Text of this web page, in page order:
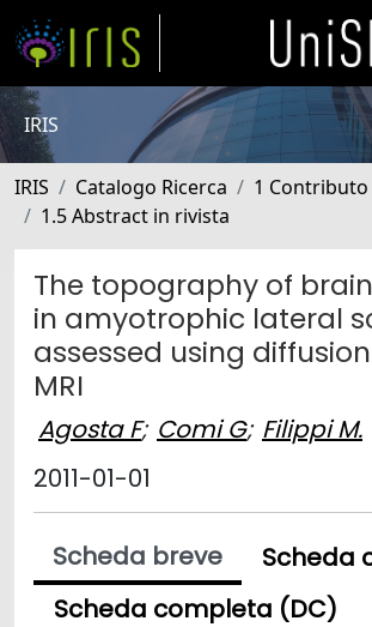
IRIS
IRIS Catalogo Ricerca
1 Contributo
1.5 Abstract in rivista
The topography of
in amyotrophic lateral
assessed using
MRI
Agosta F; Comi G; Filippi M.
2011-01-01
Scheda breve
Scheda
Scheda completa (DC)